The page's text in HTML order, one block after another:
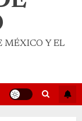
MÉXICO Y EL